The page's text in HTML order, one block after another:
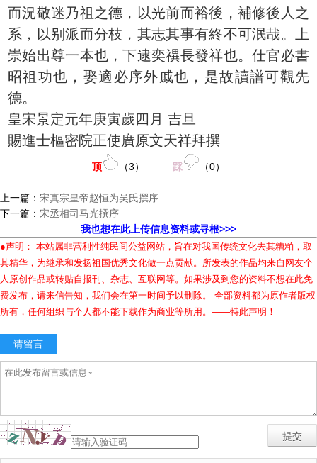
而況敬迷乃祖之德，以光前而裕後，補修後人之
系，以别派而分枝，其志其事有終不可泯哉。上
崇始出尊一本也，下逮奕禩長發祥也。仕官必書
昭祖功也，娶適必序外戚也，是故讀譜可觀先
德。
皇宋景定元年庚寅歲四月 吉旦
賜進士樞密院正使廣原文天祥拜撰
顶 （3） 踩 （0）
上一篇： 宋真宗皇帝赵恒为吴氏撰序
下一篇： 宋丞相司马光撰序
我也想在此上传信息资料或寻根>>>
●声明： 本站属非营利性纯民间公益网站，旨在对我国传统文化去其糟粕，取
其精华，为继承和发扬祖国优秀文化做一点贡献。所发表的作品均来自网友个
人原创作品或转贴自报刊、杂志、互联网等。如果涉及到您的资料不想在此免
费发布，请来信告知，我们会在第一时间予以删除。 全部资料都为原作者版权
所有，任何组织与个人都不能下载作为商业等所用。——特此声明！
请留言